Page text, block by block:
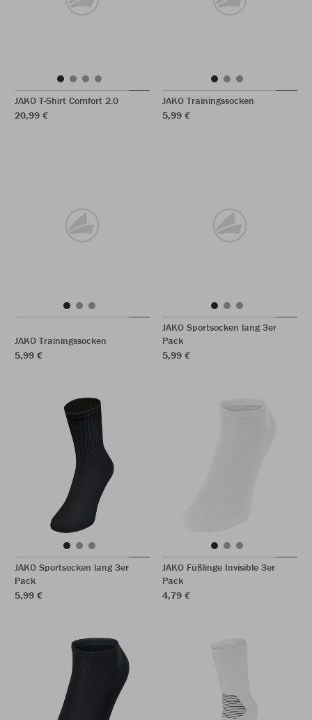
JAKO T-Shirt Comfort 2.0
20,99 €
JAKO Trainingssocken
5,99 €
JAKO Trainingssocken
5,99 €
JAKO Sportsocken lang 3er
Pack
5,99 €
JAKO Sportsocken lang 3er
Pack
5,99 €
JAKO Füßlinge Invisible 3er
Pack
4,79 €